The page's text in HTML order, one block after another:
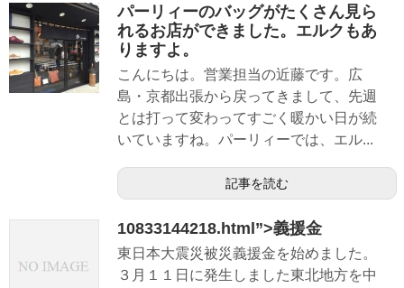
パーリィーのバッグがたくさん見ら
れるお店ができました。エルクもあ
りますよ。
こんにちは。営業担当の近藤です。広
島・京都出張から戻ってきまして、先週
とは打って変わってすごく暖かい日が続
いていますね。パーリィーでは、エル...
記事を読む
10833144218.html”>義援金
東日本大震災被災義援金を始めました。
３月１１日に発生しました東北地方を中